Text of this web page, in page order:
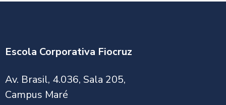
Escola Corporativa Fiocruz
Av. Brasil, 4.036, Sala 205,
Campus Maré